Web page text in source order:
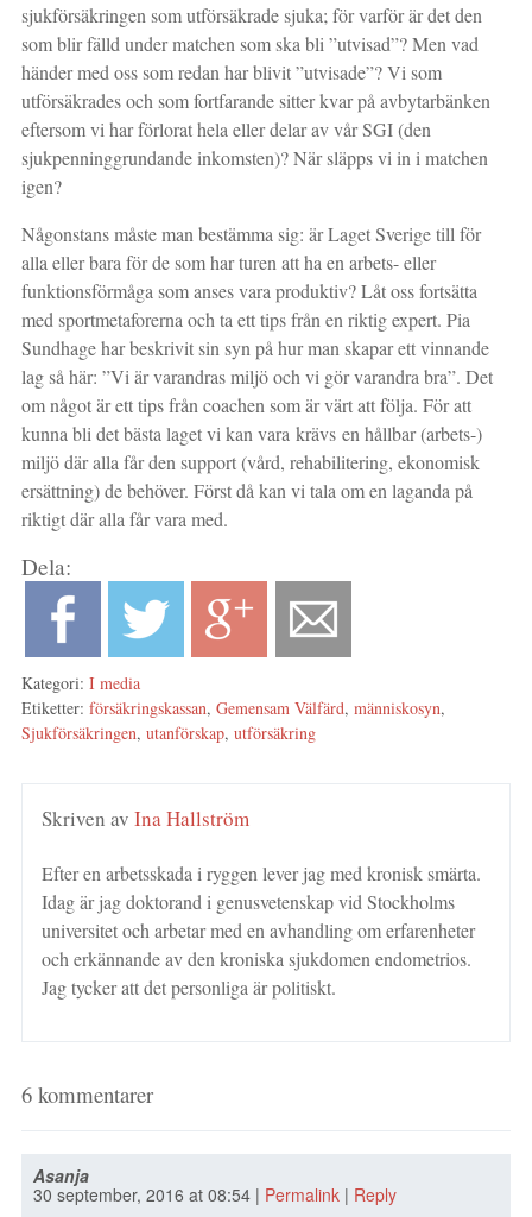
sjukförsäkringen som utförsäkrade sjuka; för varför är det den
som blir fälld under matchen som ska bli ”utvisad”? Men vad
händer med oss som redan har blivit ”utvisade”? Vi som
utförsäkrades och som fortfarande sitter kvar på avbytarbänken
eftersom vi har förlorat hela eller delar av vår SGI (den
sjukpenninggrundande inkomsten)? När släpps vi in i matchen
igen?
Någonstans måste man bestämma sig: är Laget Sverige till för
alla eller bara för de som har turen att ha en arbets- eller
funktionsförmåga som anses vara produktiv? Låt oss fortsätta
med sportmetaforerna och ta ett tips från en riktig expert. Pia
Sundhage har beskrivit sin syn på hur man skapar ett vinnande
lag så här: ”Vi är varandras miljö och vi gör varandra bra”. Det
om något är ett tips från coachen som är värt att följa. För att
kunna bli det bästa laget vi kan vara krävs en hållbar (arbets-)
miljö där alla får den support (vård, rehabilitering, ekonomisk
ersättning) de behöver. Först då kan vi tala om en laganda på
riktigt där alla får vara med.
Dela:
Kategori: I media
Etiketter: försäkringskassan, Gemensam Välfärd, människosyn,
Sjukförsäkringen, utanförskap, utförsäkring
Skriven avIna Hallström
Efter en arbetsskada i ryggen lever jag med kronisk smärta.
Idag är jag doktorand i genusvetenskap vid Stockholms
universitet och arbetar med en avhandling om erfarenheter
och erkännande av den kroniska sjukdomen endometrios.
Jag tycker att det personliga är politiskt.
6 kommentarer
Asanja
30 september, 2016 at 08:54| Permalink| Reply